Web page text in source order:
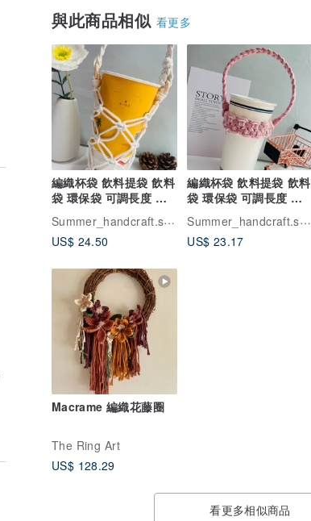
與此商品相似 看更多
編織杯袋 飲料提袋 飲料
袋 環保袋 可調長度 聖
誕禮物 交換禮物
Summer_handcraft.studio
US$ 24.50
編織杯袋 飲料提袋 飲料
袋 環保袋 可調長度 母
親節禮物 交換禮物
Summer_handcraft.studio
US$ 23.17
Macrame 編織花藤圈
The Ring Art
US$ 128.29
看更多相似商品